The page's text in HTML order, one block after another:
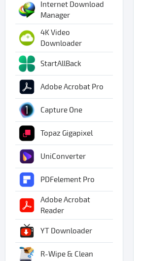
Internet Download
Manager
4K Video
Downloader
StartAllBack
Adobe Acrobat Pro
Capture One
Topaz Gigapixel
UniConverter
PDFelement Pro
Adobe Acrobat
Reader
YT Downloader
R-Wipe & Clean